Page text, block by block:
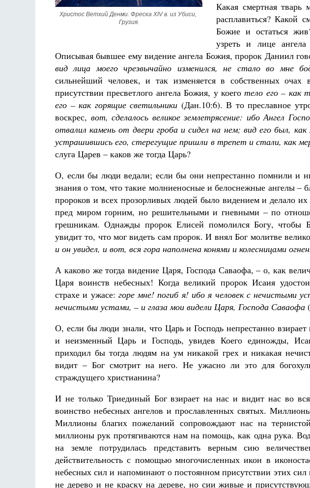
Христос Ветхий Денми. Фреска XIV в. из Убиси,
Грузия.
Какая смертная тварь
расплавиться? Какой
Божие и остаться
узреть и лице
Описывая бывшее ему видение ангела Божия, пророк Даниил
вид лица моего чрезвычайно изменился, не стало во мне
сильнейший человек, и так изменяется в собственных
присутствии пресветлого ангела Божия, у коеготело его – как
его – как горящие светильники (Дан.10:6). В то преславное
воскрес, вот, сделалось великое землетрясение: ибо Ангел
отвалил камень от двери гроба и сидел на нем; вид его был,
устрашившись его, стерегущие пришли в трепет и стали, как
слуга Царев – каков же тогда Царь?
О, если бы люди ведали; если бы они непрестанно помнили и
знания о том, что такие молниеносные и белоснежные ангелы –
пророков и всех прозорливых людей было видением и делало
пред миром горним, но решительными и гневными – по
грешникам. Однажды пророк Елисей помолился Богу, чтобы
увидит то, что мог видеть сам пророк. И внял Бог молитве
и он увидел, и вот, вся гора наполнена конями и колесницами
А каково же тогда видение Царя, Господа Саваофа, – о, как
Царя воинств небесных! Когда великий пророк Исаия
страхе и ужасе: горе мне! погиб я! ибо я человек с нечистыми
нечистыми устами, – и глаза мои видели Царя, Господа Саваофа
О, если бы люди знали, что Царь и Господь непрестанно
и неизменный Царь и Господь, увидев Коего единожды,
приходил бы тогда людям на ум никакой грех и никакая
видит – Бог смотрит на него. Не ужасно ли это для
страждущего христианина?
И не только Триединый Бог взирает на нас и видит нас во
воинство небесных ангелов и прославленных святых.
Миллионы благих пожеланий сопровождают нас на
миллионы рук протягиваются нам на помощь, как одна рука.
на земле потрудилась представить верным сию
действительность с помощью многочисленных икон в
небесных сил и напоминают о постоянном присутствии этих
не дерево и не краску на дереве, но сии живые и